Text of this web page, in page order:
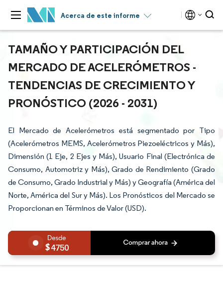
Acerca de este informe
TAMAÑO Y PARTICIPACIÓN DEL
MERCADO DE ACELERÓMETROS -
TENDENCIAS DE CRECIMIENTO Y
PRONÓSTICO (2026 - 2031)
El Mercado de Acelerómetros está segmentado por Tipo
(Acelerómetros MEMS, Acelerómetros Piezoeléctricos y Más),
Dimensión (1 Eje, 2 Ejes y Más), Usuario Final (Electrónica de
Consumo, Automotriz y Más), Grado de Rendimiento (Grado
de Consumo, Grado Industrial y Más) y Geografía (América del
Norte, América del Sur y Más). Los Pronósticos del Mercado se
Proporcionan en Términos de Valor (USD).
4750